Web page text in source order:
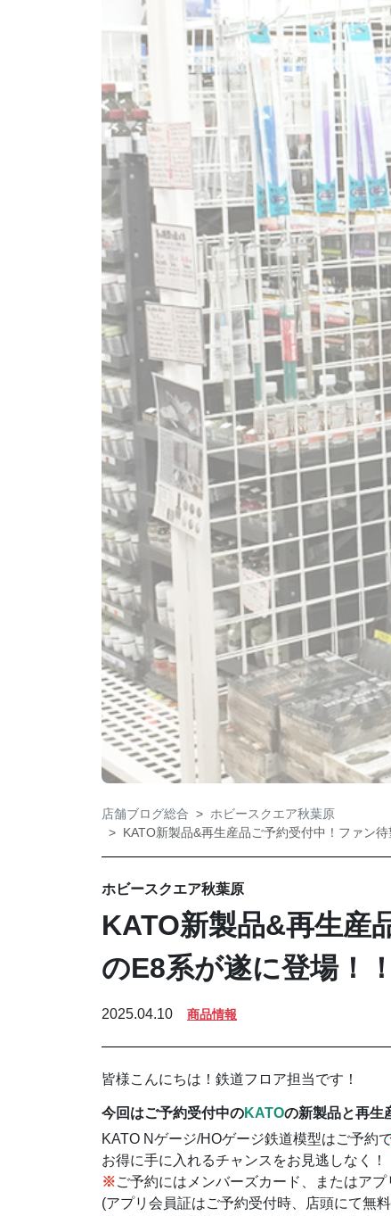
店舗ブログ総合
ホビースクエア秋葉原
KATO新製品&再生産品ご予約受付中！ファン待
ホビースクエア秋葉原
KATO新製品&再生産
のE8系が遂に登場！！
2025.04.10 商品情報
皆様こんにちは！鉄道フロア担当です！
今回はご予約受付中のKATOの新製品と再生
KATO Nゲージ/HOゲージ鉄道模型はご予約
お得に手に入れるチャンスをお見逃しなく！
※ご予約にはメンバーズカード、またはア
(アプリ会員証はご予約受付時、店頭にて無